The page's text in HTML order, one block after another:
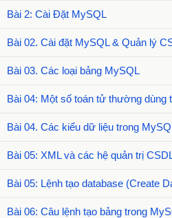
Bài 2: Cài Đặt MySQL
Bài 02. Cài đặt MySQL & Quản lý
Bài 03. Các loại bảng MySQL
Bài 04: Một số toán tử thường dùng
Bài 04. Các kiểu dữ liệu trong
Bài 05: XML và các hệ quản trị
Bài 05: Lệnh tạo database (Create
Bài 06: Câu lệnh tạo bảng trong